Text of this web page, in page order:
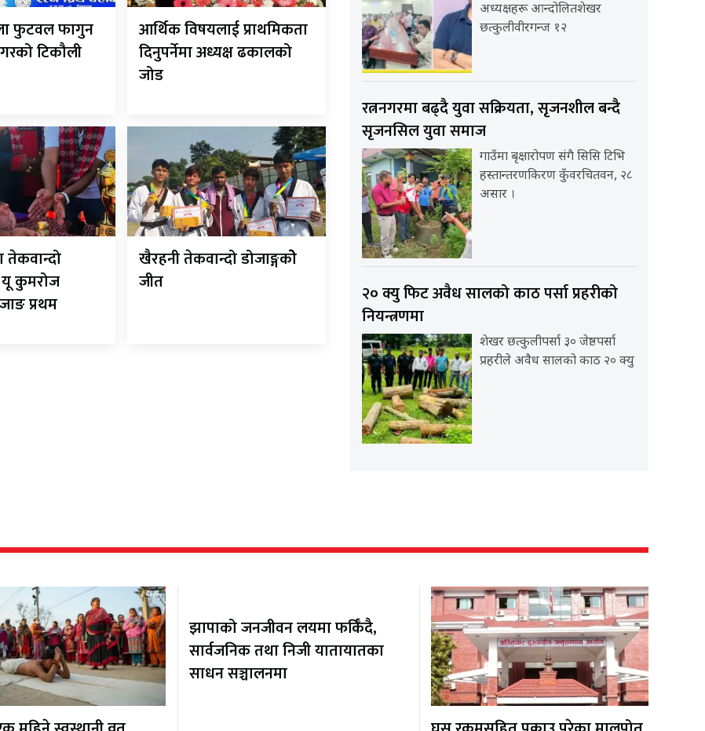
फुटवल फागुन
टिकौली
आर्थिक विषयलाई प्राथमिकता
दिनुपर्नेमा अध्यक्ष ढकालको
जोड
यू कुमरोज
प्रथम
खैरहनी तेकवान्दो डोजाङ्गकोे
जीत
अध्यक्षहरू आन्दोलितशेखर
छत्कुलीवीरगन्ज १२
रत्ननगरमा बढ्दै युवा सक्रियता, सृजनशील बन्दै
सृजनसिल युवा समाज
गाउँमा बृक्षारोपण संगै सिसि टिभि
हस्तान्तरणकिरण कुँवरचितवन, २८
असार ।
२० क्यु फिट अवैध सालको काठ पर्सा प्रहरीको
नियन्त्रणमा
शेखर छत्कुलीपर्सा ३० जेष्ठपर्सा
प्रहरीले अवैध सालको काठ २० क्यु
झापाको जनजीवन लयमा फर्किँदै,
सार्वजनिक तथा निजी यातायातका
साधन सञ्चालनमा